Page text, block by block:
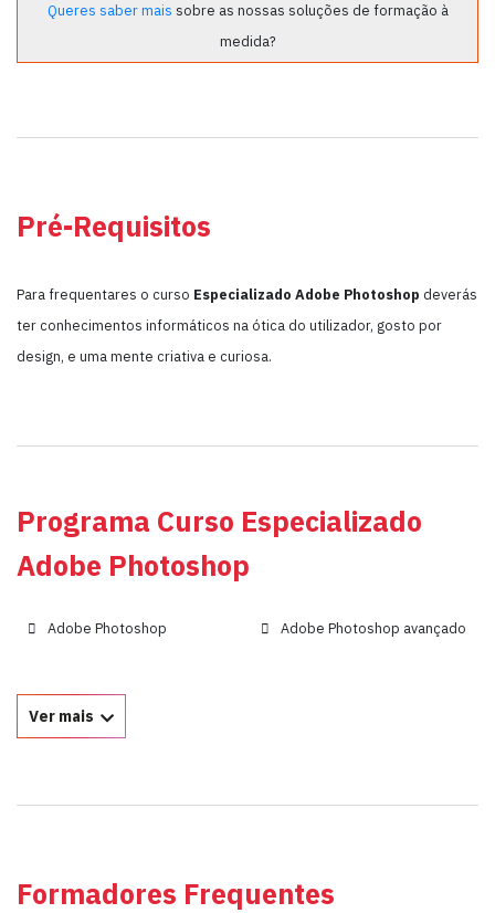
Queres saber mais sobre as nossas soluções de formação à
medida?
Pré-Requisitos
Para frequentares o curso Especializado Adobe Photoshop deverás
ter conhecimentos informáticos na ótica do utilizador, gosto por
design, e uma mente criativa e curiosa.
Programa Curso Especializado
Adobe Photoshop
Adobe Photoshop Adobe Photoshop avançado
Ver mais
Formadores Frequentes